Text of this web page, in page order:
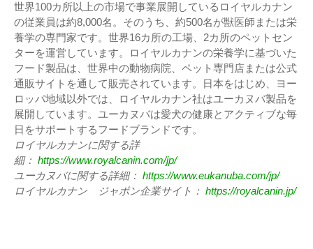
世界100カ所以上の市場で事業展開しているロイヤルカナン
の従業員は約8,000名。そのうち、約500名が獣医師または栄
養学の専門家です。世界16カ所の工場、2カ所のペットセン
ターを運営しています。ロイヤルカナンの栄養学に基づいた
フード製品は、世界中の動物病院、ペット専門店または公式
通販サイトを通して販売されています。日本をはじめ、ヨー
ロッパ地域以外では、ロイヤルカナン社はユーカヌバ製品を
展開しています。ユーカヌバは愛犬の健康とアクティブな毎
日をサポートするフードブランドです。
ロイヤルカナンに関する詳
細： https://www.royalcanin.com/jp/
ユーカヌバに関する詳細： https://www.eukanuba.com/jp/
ロイヤルカナン ジャポン企業サイト： https://royalcanin.jp/